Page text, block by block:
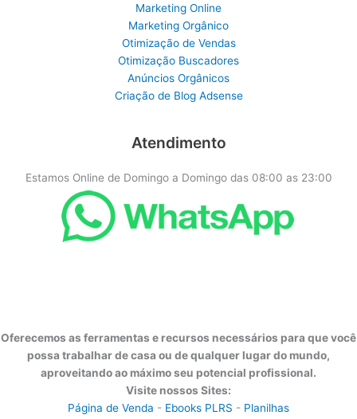
Marketing Online
Marketing Orgânico
Otimização de Vendas
Otimização Buscadores
Anúncios Orgânicos
Criação de Blog Adsense
Atendimento
Estamos Online de Domingo a Domingo das 08:00 as 23:00
Oferecemos as ferramentas e recursos necessários para que você
possa trabalhar de casa ou de qualquer lugar do mundo,
aproveitando ao máximo seu potencial profissional.
Visite nossos Sites:
Página de Venda - Ebooks PLRS - Planilhas